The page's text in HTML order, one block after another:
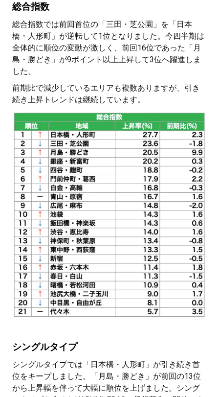
総合指数
総合指数では前回首位の「三田・芝公園」を「日本
橋・人形町」が逆転して1位となりました。今四半期は
全体的に順位の変動が激しく、前回16位であった「月
島・勝どき」が9ポイント以上上昇して3位へ躍進しま
した。
前期比で減少しているエリアも複数ありますが、引き
続き上昇トレンドは継続しています。
シングルタイプ
シングルタイプでは「日本橋・人形町」が引き続き首
位をキープしました。「月島・勝どき」が前回の13位
から上昇幅を伴って大幅に順位を上げました。シング